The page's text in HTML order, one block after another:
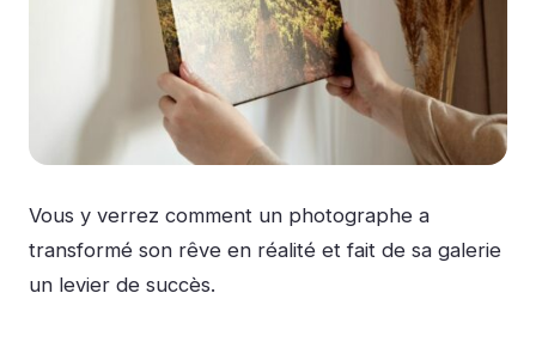
Vous y verrez comment un photographe a
transformé son rêve en réalité et fait de sa galerie
un levier de succès.